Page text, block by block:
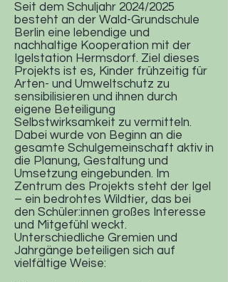
Seit dem Schuljahr 2024/2025
besteht an der Wald-Grundschule
Berlin eine lebendige und
nachhaltige Kooperation mit der
Igelstation Hermsdorf. Ziel dieses
Projekts ist es, Kinder frühzeitig für
Arten- und Umweltschutz zu
sensibilisieren und ihnen durch
eigene Beteiligung
Selbstwirksamkeit zu vermitteln.
Dabei wurde von Beginn an die
gesamte Schulgemeinschaft aktiv in
die Planung, Gestaltung und
Umsetzung eingebunden. Im
Zentrum des Projekts steht der Igel
– ein bedrohtes Wildtier, das bei
den Schüler:innen großes Interesse
und Mitgefühl weckt.
Unterschiedliche Gremien und
Jahrgänge beteiligen sich auf
vielfältige Weise: